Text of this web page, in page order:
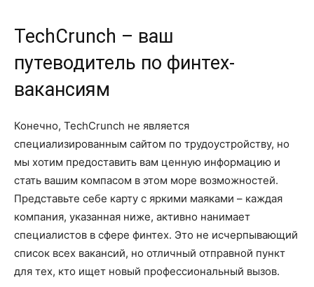
TechCrunch – ваш
путеводитель по финтех-
вакансиям
Конечно, TechCrunch не является
специализированным сайтом по трудоустройству, но
мы хотим предоставить вам ценную информацию и
стать вашим компасом в этом море возможностей.
Представьте себе карту с яркими маяками – каждая
компания, указанная ниже, активно нанимает
специалистов в сфере финтех. Это не исчерпывающий
список всех вакансий, но отличный отправной пункт
для тех, кто ищет новый профессиональный вызов.